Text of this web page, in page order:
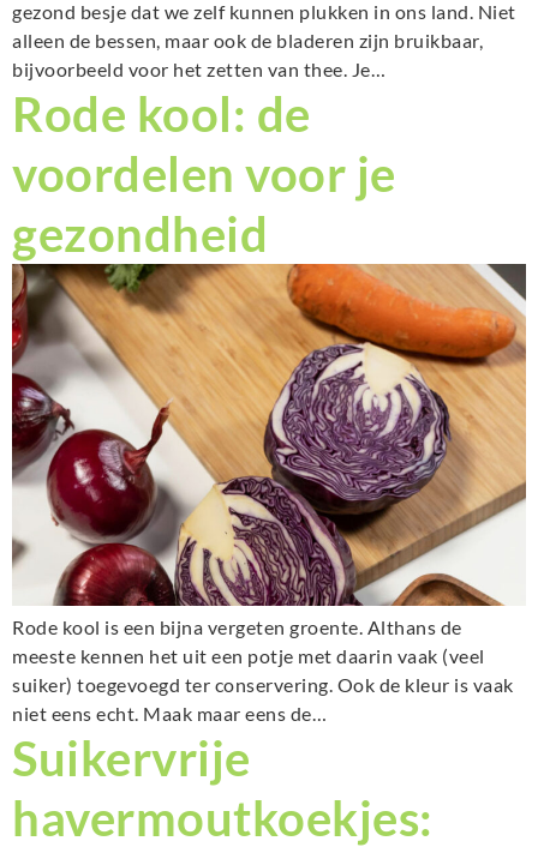
gezond besje dat we zelf kunnen plukken in ons land. Niet
alleen de bessen, maar ook de bladeren zijn bruikbaar,
bijvoorbeeld voor het zetten van thee. Je…
Rode kool: de
voordelen voor je
gezondheid
Rode kool is een bijna vergeten groente. Althans de
meeste kennen het uit een potje met daarin vaak (veel
suiker) toegevoegd ter conservering. Ook de kleur is vaak
niet eens echt. Maak maar eens de…
Suikervrije
havermoutkoekjes: